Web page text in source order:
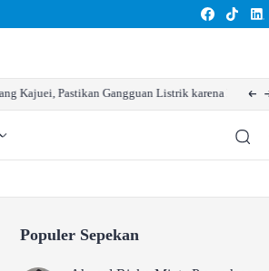
Gangguan Listrik karena Persolan
Populer Sepekan